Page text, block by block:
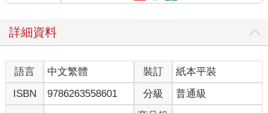
們因此覺得自己變得比較健忘。幸好，對多數年長的人來說，形
件的方式。舉例來說，你可能記不住你在表妹婚禮上遇到的某個
人叫什麼名字，卻可以記得你們會面時各式各樣的其他資訊，諸
如他臉上有雀斑，戴著鮮黃色的領結，或不停說著他最近到田納
西州那許維爾（Nashville）的事。
隨著年齡變長，我們想起瑣事卻想不起重要事情的傾向也會提
高。已經有無數研究顯示，在必須專心、忽視干擾的情況下記憶
時，年長者表現得比年輕人要差，然而他們記得干擾訊息的能力
詳細資料
語言 中文繁體 裝訂
紙本平裝
ISBN
9786263558601 分級
普通級